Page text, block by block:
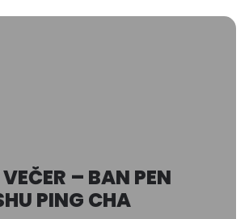
– BAN PEN
PING CHA